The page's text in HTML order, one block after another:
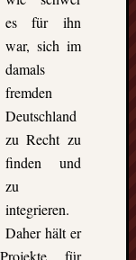
es für ihn
war, sich im
damals
fremden
Deutschland
zu Recht zu
finden und
zu
integrieren.
Daher hält er
für